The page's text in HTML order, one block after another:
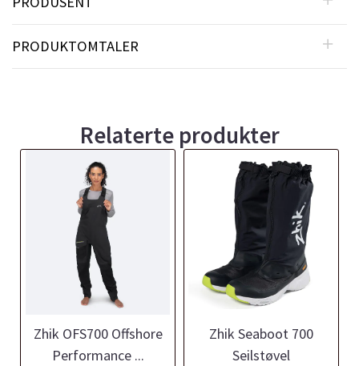
PRODUKTOMTALER
Relaterte produkter
Zhik OFS700 Offshore
Performance ...
Zhik Seaboot 700
Seilstøvel